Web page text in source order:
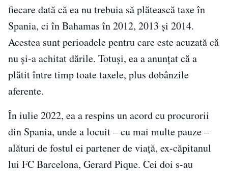
fiecare dată că ea nu trebuia să plătească taxe în
Spania, ci în Bahamas în 2012, 2013 şi 2014.
Acestea sunt perioadele pentru care este acuzată că
nu și-a achitat dările. Totuşi, ea a anunţat că a
plătit între timp toate taxele, plus dobânzile
aferente.
În iulie 2022, ea a respins un acord cu procurorii
din Spania, unde a locuit – cu mai multe pauze –
alături de fostul ei partener de viaţă, ex-căpitanul
lui FC Barcelona, Gerard Pique. Cei doi s-au